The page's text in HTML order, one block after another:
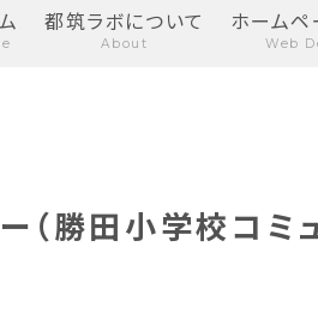
都筑ラボについて
About
ホームペ
Web
（勝田小学校コミ